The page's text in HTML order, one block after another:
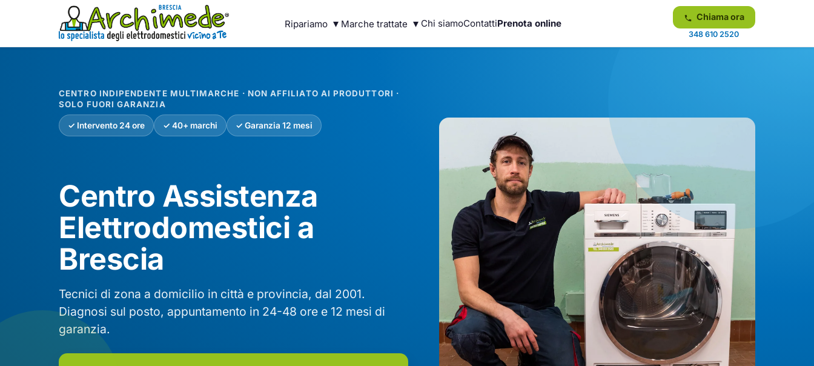
Ripariamo ▾ Marche trattate ▾ Chi siamoContattiPrenota online
Chiama ora
348 610 2520
CENTRO INDIPENDENTE MULTIMARCHE · NON AFFILIATO AI PRODUTTORI ·
SOLO FUORI GARANZIA
✓ Intervento 24 ore ✓ 40+ marchi ✓ Garanzia 12 mesi
Centro Assistenza
Elettrodomestici a
Brescia
Tecnici di zona a domicilio in città e provincia, dal 2001.
Diagnosi sul posto, appuntamento in 24-48 ore e 12 mesi di
garanzia.